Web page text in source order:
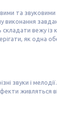
та
виконання
вежу із
як одна
звуки і
живляться